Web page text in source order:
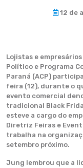
12 de
Lojistas e
Político e Programa
Paraná (ACP)
feira (12), durante o
evento comercial
tradicional Black
esteve a cargo do
Diretriz Feiras e
trabalha na
setembro próximo.
Jung lembrou que a